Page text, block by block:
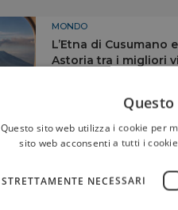
MONDO
L’Etna di Cusumano
Astoria tra i migliori
08 Agosto 2026
MONDO
vertici nel mondo,
Questo sito web utilizza i cookie per
sito web acconsenti a tutti i
STRETTAMENTE NECESSARI